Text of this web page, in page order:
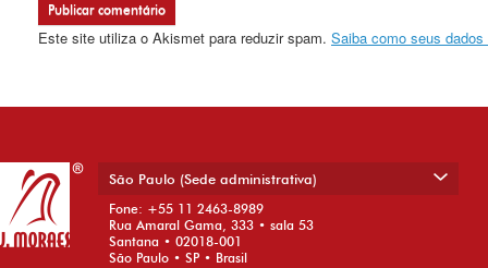
Este site utiliza o Akismet para reduzir spam. Saiba como seus
São Paulo (Sede administrativa)
Fone: +55 11 2463-8989
Rua Amaral Gama, 333 • sala 53
Santana • 02018-001
São Paulo • SP • Brasil